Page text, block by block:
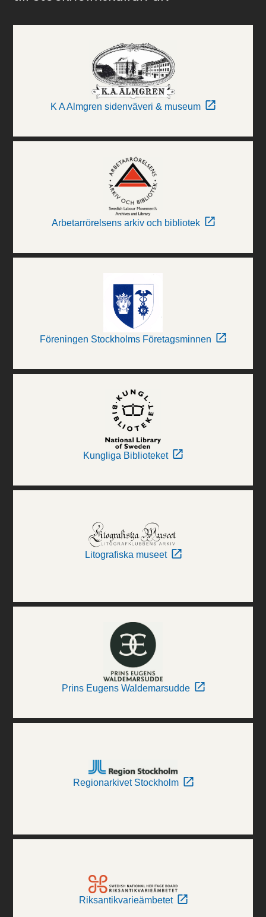
K A Almgren sidenväveri & museum
Arbetarrörelsens arkiv och bibliotek
Föreningen Stockholms Företagsminnen
Kungliga Biblioteket
Litografiska museet
Prins Eugens Waldemarsudde
Regionarkivet Stockholm
Riksantikvarieämbetet